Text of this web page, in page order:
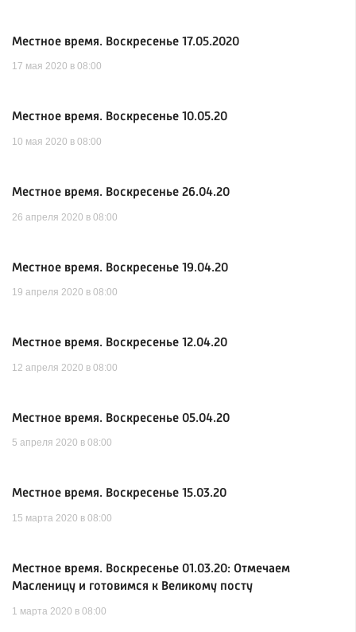
Местное время. Воскресенье 17.05.2020
17 мая 2020 в 08:00
Местное время. Воскресенье 10.05.20
10 мая 2020 в 08:00
Местное время. Воскресенье 26.04.20
26 апреля 2020 в 08:00
Местное время. Воскресенье 19.04.20
19 апреля 2020 в 08:00
Местное время. Воскресенье 12.04.20
12 апреля 2020 в 08:00
Местное время. Воскресенье 05.04.20
5 апреля 2020 в 08:00
Местное время. Воскресенье 15.03.20
15 марта 2020 в 08:00
Местное время. Воскресенье 01.03.20: Отмечаем
Масленицу и готовимся к Великому посту
1 марта 2020 в 08:00